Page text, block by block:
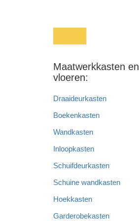
Maatwerkkasten en
vloeren:
Draaideurkasten
Boekenkasten
Wandkasten
Inloopkasten
Schuifdeurkasten
Schuine wandkasten
Hoekkasten
Garderobekasten